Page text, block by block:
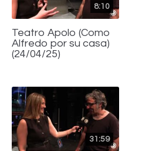
8:10
Teatro Apolo (Como
Alfredo por su casa)
(24/04/25)
31:59